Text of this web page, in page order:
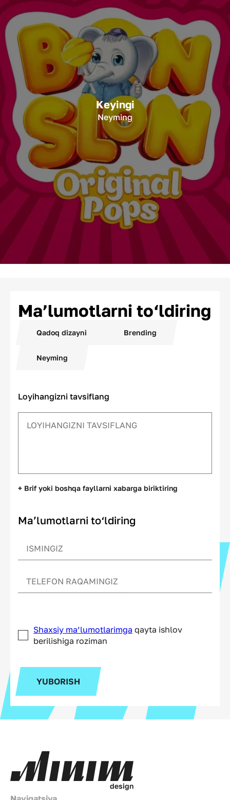
Keyingi
Neyming
Ma’lumotlarni to‘ldiring
Qadoq dizayni Brending
Neyming
Loyihangizni tavsiflang
+ Brif yoki boshqa fayllarni xabarga biriktiring
Ma’lumotlarni to‘ldiring
Shaxsiy ma’lumotlarimga qayta ishlov
berilishiga roziman
YUBORISH
design